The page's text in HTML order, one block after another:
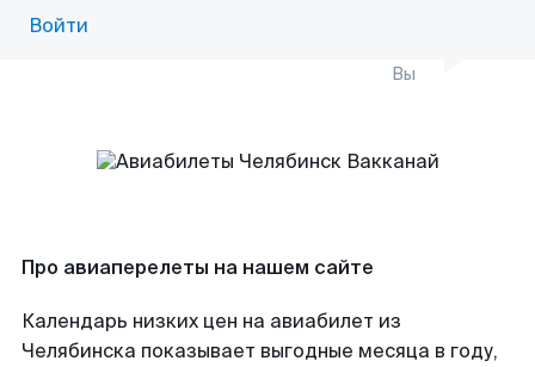
Войти
Вы
Про авиаперелеты на нашем сайте
Календарь низких цен на авиабилет из
Челябинска показывает выгодные месяца в году,